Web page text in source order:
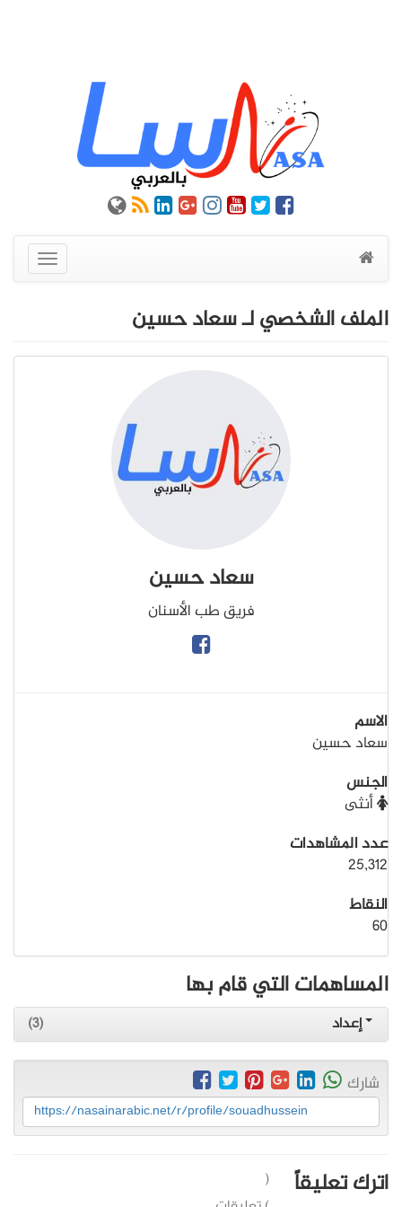
عرض
القائمة
الملف الشخصي لـ سعاد حسين
سعاد حسين
فريق طب الأسنان
الاسم
سعاد حسين
الجنس
أنثى
عدد المشاهدات
25,312
النقاط
60
المساهمات التي قام بها
إعداد (3)
شارك
https://nasainarabic.net/r/profile/souadhussein
اترك تعليقاً
(